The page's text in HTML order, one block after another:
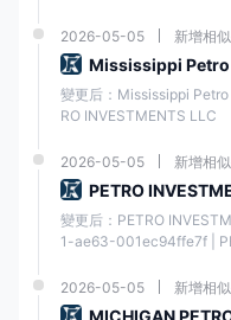
用。雖然具體的費用結構可能
常見的非交易費用 澤匯資本:
存款費用 : 澤匯資本可能會收取
可能因使用的付款方式而異，
這些費用可能會根據所選的提
包。
閒置費用： 澤匯資本可能有閒
帳戶登錄，通常會收取這些費
貨幣兌換費：如果您以不同於
2026-05-05 新增相
Mississippi
變更后：Mississippi
RO INVESTMENTS LLC
2026-05-05 新增相
PETRO
變更后：PETRO
1-ae63-001ec94ffe7f |
2026-05-05 新增相
MICHIGAN